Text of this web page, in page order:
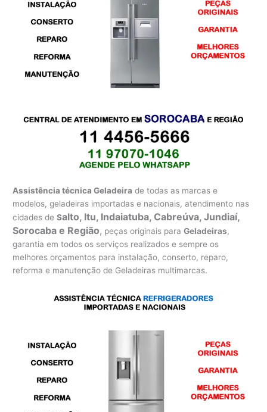
Assistência técnica Geladeira de todas as marcas e
modelos, geladeiras importadas e nacionais, atendimento nas
cidades deSalto, Itu, Indaiatuba, Cabreúva, Jundiaí,
Sorocaba e Região, peças originais paraGeladeiras,
garantia em todos os serviços realizados e sempre os
melhores orçamentos para instalação, conserto, reparo,
reforma e manutenção de Geladeiras multimarcas.